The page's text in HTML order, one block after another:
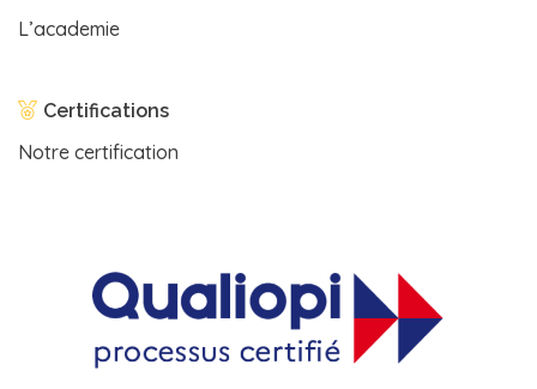
L’academie
Certifications
Notre certification